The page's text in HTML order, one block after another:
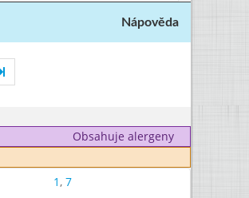
Nápověda
Obsahuje alergeny
1, 7